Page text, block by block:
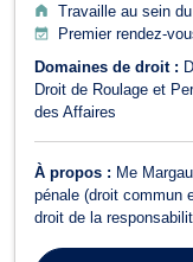
Travaille au sein du
Premier rendez-
Domaines de droit :
Droit de Roulage et
des Affaires
À propos : Me
pénale (droit commun
droit de la